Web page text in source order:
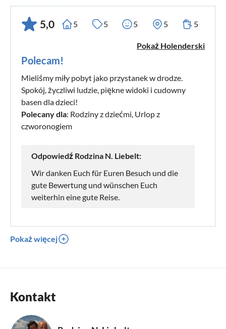
5,0 5 5 5 5 5
Pokaż Holenderski
Polecam!
Mieliśmy miły pobyt jako przystanek w drodze.
Spokój, życzliwi ludzie, piękne widoki i cudowny
basen dla dzieci!
Polecany dla: Rodziny z dziećmi, Urlop z
czworonogiem
Odpowiedź Rodzina N. Liebelt:
Wir danken Euch für Euren Besuch und die
gute Bewertung und wünschen Euch
weiterhin eine gute Reise.
Pokaż więcej
Kontakt